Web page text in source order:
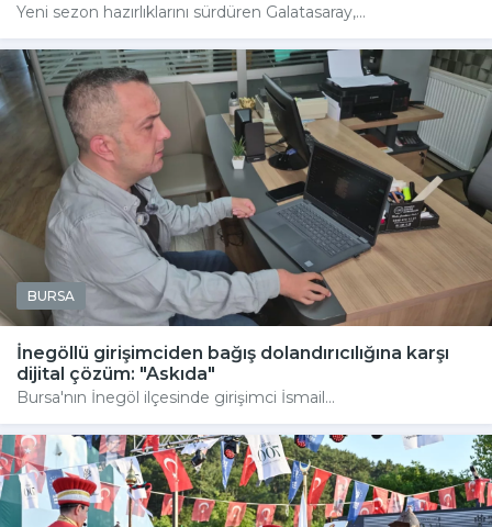
Yeni sezon hazırlıklarını sürdüren Galatasaray,...
BURSA
İnegöllü girişimciden bağış dolandırıcılığına karşı
dijital çözüm: "Askıda"
Bursa'nın İnegöl ilçesinde girişimci İsmail...